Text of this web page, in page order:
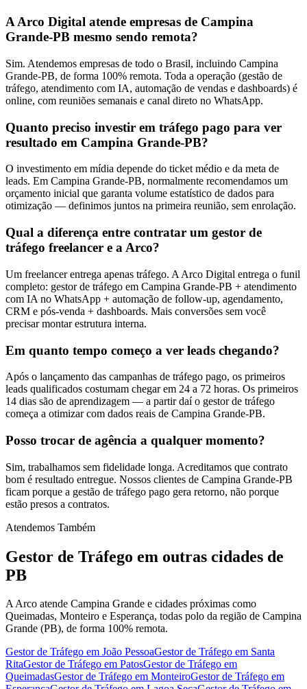
A Arco Digital atende empresas de Campina
Grande-PB mesmo sendo remota?
Sim. Atendemos empresas de todo o Brasil, incluindo Campina
Grande-PB, de forma 100% remota. Toda a operação (gestão de
tráfego, atendimento com IA, automação de vendas e dashboards) é
online, com reuniões semanais e canal direto no WhatsApp.
Quanto preciso investir em tráfego pago para ver
resultado em Campina Grande-PB?
O investimento em mídia depende do ticket médio e da meta de
leads. Em Campina Grande-PB, normalmente recomendamos um
orçamento inicial que garanta volume estatístico de dados para
otimização — definimos juntos na primeira reunião, sem enrolação.
Qual a diferença entre contratar um gestor de
tráfego freelancer e a Arco?
Um freelancer entrega apenas tráfego. A Arco Digital entrega o funil
completo: gestor de tráfego em Campina Grande-PB + atendimento
com IA no WhatsApp + automação de follow-up, agendamento,
CRM e pós-venda + dashboards. Mais conversões sem você
precisar montar estrutura interna.
Em quanto tempo começo a ver leads chegando?
Após o lançamento das campanhas de tráfego pago, os primeiros
leads qualificados costumam chegar em 24 a 72 horas. Os primeiros
14 dias são de aprendizagem — a partir daí o gestor de tráfego
começa a otimizar com dados reais de Campina Grande-PB.
Posso trocar de agência a qualquer momento?
Sim, trabalhamos sem fidelidade longa. Acreditamos que contrato
bom é resultado entregue. Nossos clientes de Campina Grande-PB
ficam porque a gestão de tráfego pago gera retorno, não porque
estão presos a contratos.
Atendemos Também
Gestor de Tráfego em outras cidades de
PB
A Arco atende Campina Grande e cidades próximas como
Queimadas, Monteiro e Esperança, todas polo da região de Campina
Grande (PB), de forma 100% remota.
Gestor de Tráfego em João PessoaGestor de Tráfego em Santa
RitaGestor de Tráfego em PatosGestor de Tráfego em
QueimadasGestor de Tráfego em MonteiroGestor de Tráfego em